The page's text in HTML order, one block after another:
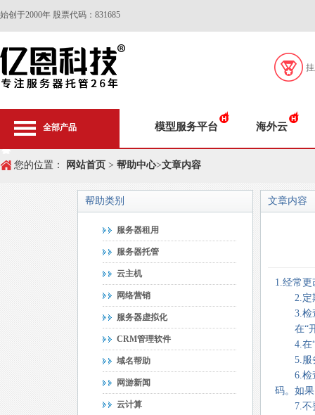
始创于2000年 股票代码：831685
全部产品 模型服务平台 海外云
您的位置： 网站首页 > 帮助中心>文章内容
帮助类别
服务器租用
服务器托管
云主机
网络营销
服务器虚拟化
CRM管理软件
域名帮助
网游新闻
云计算
文章内容
1.经常
2.定期
3.检查
在“开
4.在“
5.服务
6.检查
码。如
7.不要